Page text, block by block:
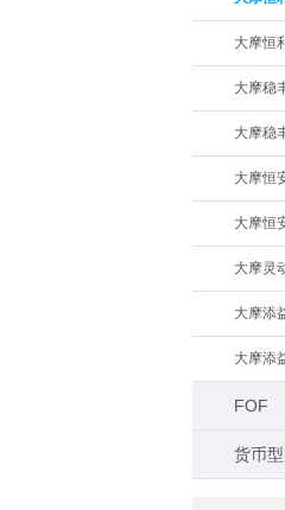
大摩恒
大摩稳
大摩稳
大摩恒
大摩恒
大摩灵
大摩添
大摩添
FOF
货币型